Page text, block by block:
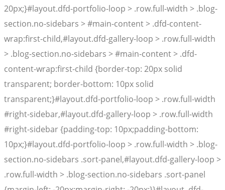
20px;}#layout.dfd-portfolio-loop > .row.full-width > .blog-
section.no-sidebars > #main-content > .dfd-content-
wrap:first-child,#layout.dfd-gallery-loop > .row.full-width
> .blog-section.no-sidebars > #main-content > .dfd-
content-wrap:first-child {border-top: 20px solid
transparent; border-bottom: 10px solid
transparent;}#layout.dfd-portfolio-loop > .row.full-width
#right-sidebar,#layout.dfd-gallery-loop > .row.full-width
#right-sidebar {padding-top: 10px;padding-bottom:
10px;}#layout.dfd-portfolio-loop > .row.full-width > .blog-
section.no-sidebars .sort-panel,#layout.dfd-gallery-loop >
.row.full-width > .blog-section.no-sidebars .sort-panel